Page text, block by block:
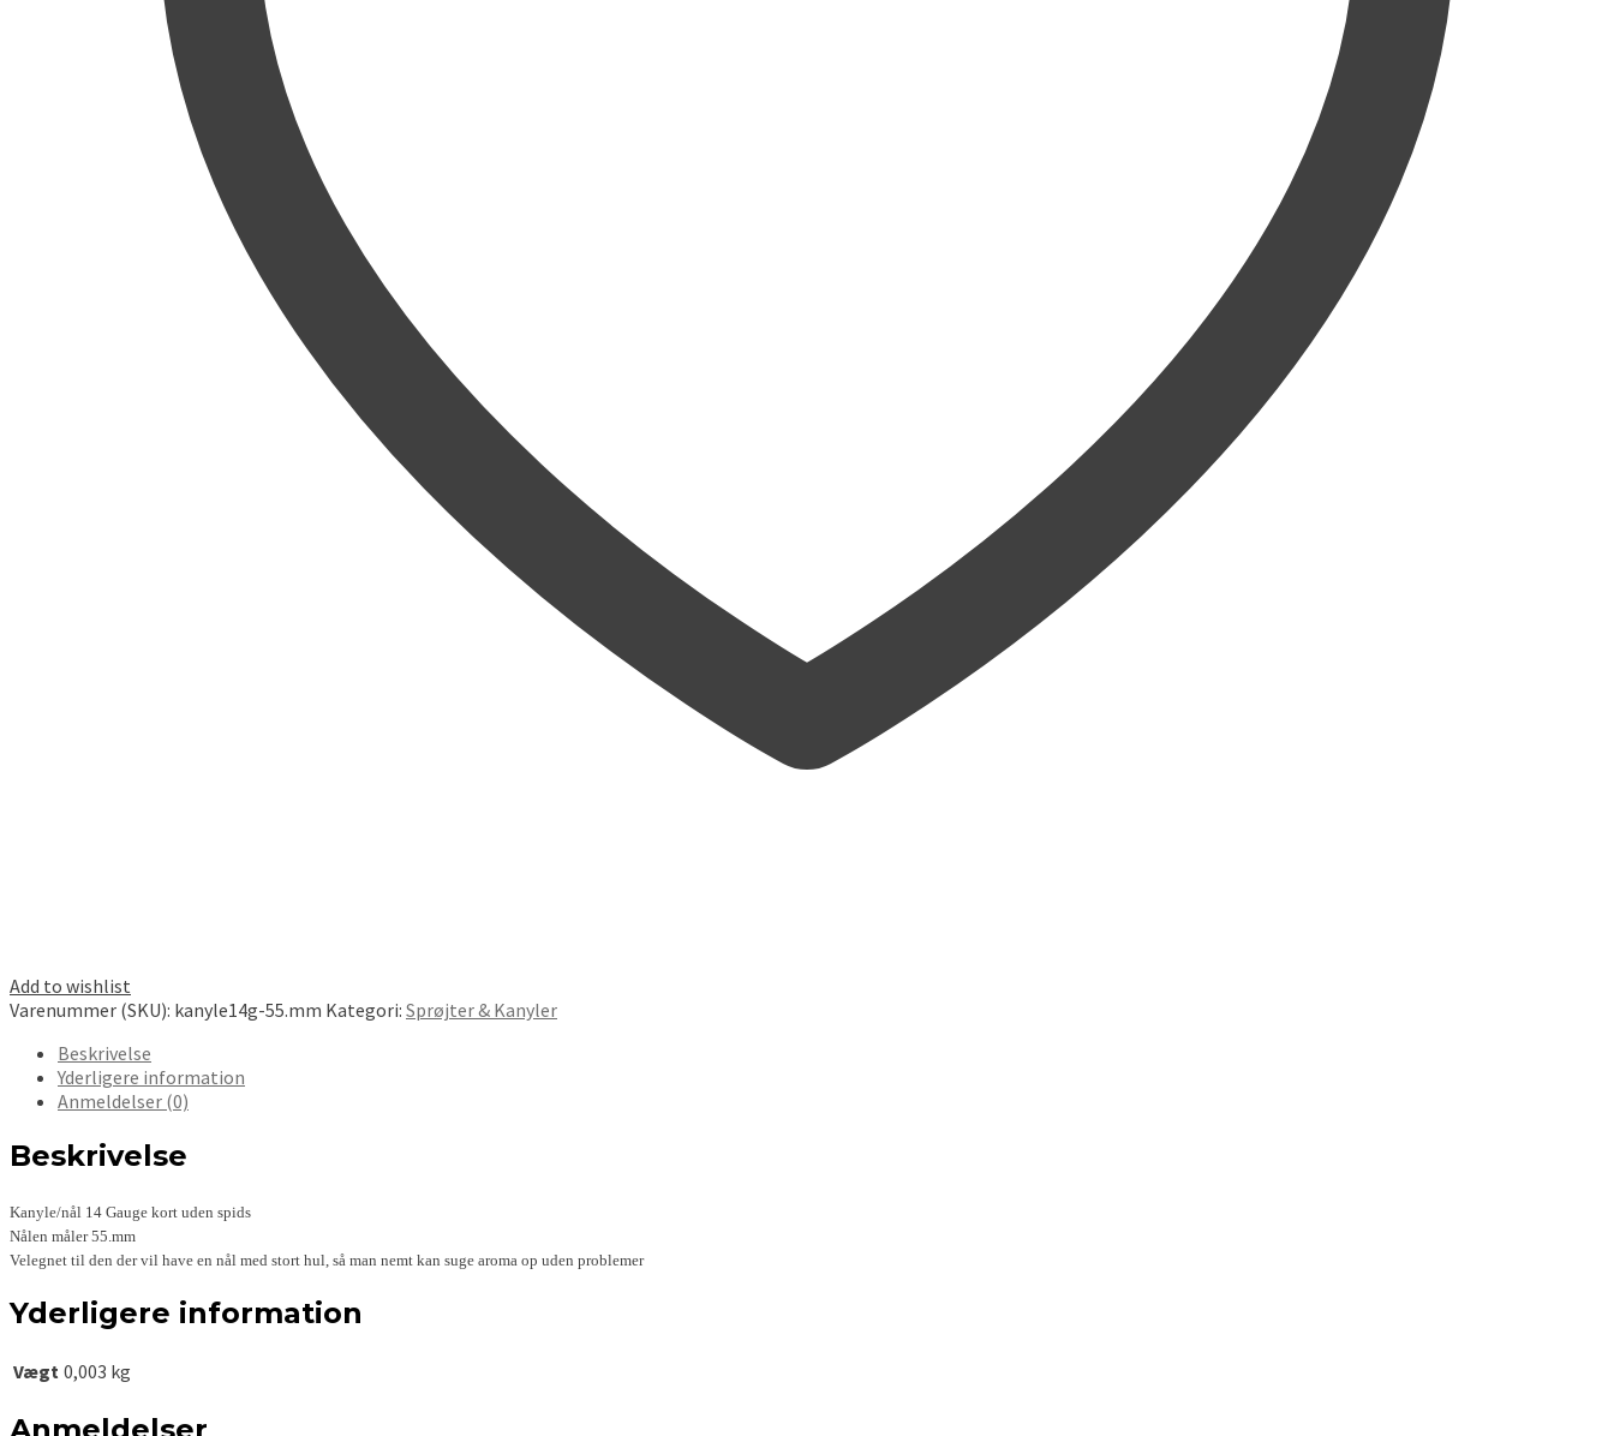
Add to wishlist
Varenummer (SKU): kanyle14g-55.mm Kategori: Sprøjter & Kanyler
Beskrivelse
Yderligere information
Anmeldelser (0)
Beskrivelse
Kanyle/nål 14 Gauge kort uden spids
Nålen måler 55.mm
Velegnet til den der vil have en nål med stort hul, så man nemt kan suge aroma op uden problemer
Yderligere information
Vægt 0,003 kg